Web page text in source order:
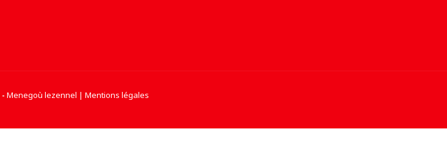
- Menegoù lezennel | Mentions légales